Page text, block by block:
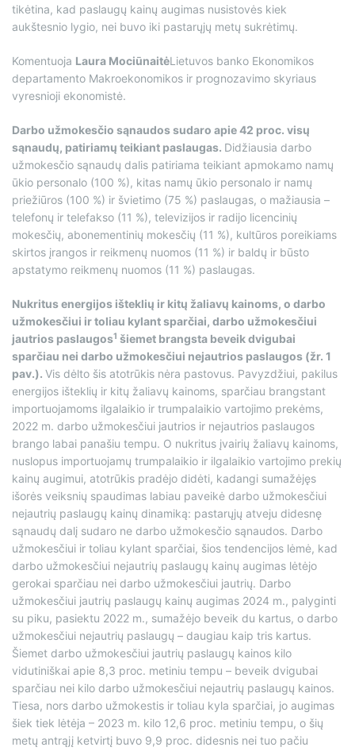
tikėtina, kad paslaugų kainų augimas nusistovės kiek
aukštesnio lygio, nei buvo iki pastarųjų metų sukrėtimų.
Komentuoja Laura MociūnaitėLietuvos banko Ekonomikos
departamento Makroekonomikos ir prognozavimo skyriaus
vyresnioji ekonomistė.
Darbo užmokesčio sąnaudos sudaro apie 42 proc. visų
sąnaudų, patiriamų teikiant paslaugas. Didžiausia darbo
užmokesčio sąnaudų dalis patiriama teikiant apmokamo namų
ūkio personalo (100 %), kitas namų ūkio personalo ir namų
priežiūros (100 %) ir švietimo (75 %) paslaugas, o mažiausia –
telefonų ir telefakso (11 %), televizijos ir radijo licencinių
mokesčių, abonementinių mokesčių (11 %), kultūros poreikiams
skirtos įrangos ir reikmenų nuomos (11 %) ir baldų ir būsto
apstatymo reikmenų nuomos (11 %) paslaugas.
Nukritus energijos išteklių ir kitų žaliavų kainoms, o darbo
užmokesčiui ir toliau kylant sparčiai, darbo užmokesčiui
jautrios paslaugos1 šiemet brangsta beveik dvigubai
sparčiau nei darbo užmokesčiui nejautrios paslaugos (žr. 1
pav.). Vis dėlto šis atotrūkis nėra pastovus. Pavyzdžiui, pakilus
energijos išteklių ir kitų žaliavų kainoms, sparčiau brangstant
importuojamoms ilgalaikio ir trumpalaikio vartojimo prekėms,
2022 m. darbo užmokesčiui jautrios ir nejautrios paslaugos
brango labai panašiu tempu. O nukritus įvairių žaliavų kainoms,
nuslopus importuojamų trumpalaikio ir ilgalaikio vartojimo prekių
kainų augimui, atotrūkis pradėjo didėti, kadangi sumažėjęs
išorės veiksnių spaudimas labiau paveikė darbo užmokesčiui
nejautrių paslaugų kainų dinamiką: pastarųjų atveju didesnę
sąnaudų dalį sudaro ne darbo užmokesčio sąnaudos. Darbo
užmokesčiui ir toliau kylant sparčiai, šios tendencijos lėmė, kad
darbo užmokesčiui nejautrių paslaugų kainų augimas lėtėjo
gerokai sparčiau nei darbo užmokesčiui jautrių. Darbo
užmokesčiui jautrių paslaugų kainų augimas 2024 m., palyginti
su piku, pasiektu 2022 m., sumažėjo beveik du kartus, o darbo
užmokesčiui nejautrių paslaugų – daugiau kaip tris kartus.
Šiemet darbo užmokesčiui jautrių paslaugų kainos kilo
vidutiniškai apie 8,3 proc. metiniu tempu – beveik dvigubai
sparčiau nei kilo darbo užmokesčiui nejautrių paslaugų kainos.
Tiesa, nors darbo užmokestis ir toliau kyla sparčiai, jo augimas
šiek tiek lėtėja – 2023 m. kilo 12,6 proc. metiniu tempu, o šių
metų antrąjį ketvirtį buvo 9,9 proc. didesnis nei tuo pačiu